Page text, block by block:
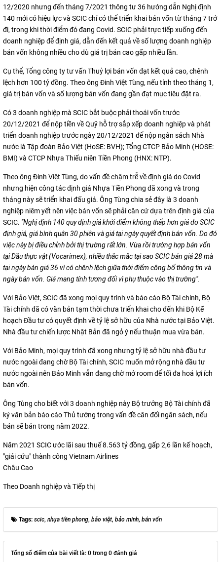
12/2020 nhưng đến tháng 7/2021 thông tư 36 hướng dẫn Nghị định
140 mới có hiệu lực và SCIC chỉ có thể triển khai bán vốn từ tháng 7 trở
đi, trong khi thời điểm đó đang Covid. SCIC phải trực tiếp xuống đến
doanh nghiệp để định giá, dẫn đến kết quả về số lượng doanh nghiệp
bán vốn không nhiều cho dù giá trị bán cao gấp nhiều lần.
Cụ thể, Tổng công ty tư vấn Thuỷ lợi bán vốn đạt kết quả cao, chênh
lệch hơn 100 tỷ đồng. Theo ông Đinh Việt Tùng, nếu tính theo tháng 1,
giá trị bán vốn và số lượng bán vốn đang gần đạt mục tiêu đặt ra.
Có 3 doanh nghiệp mà SCIC bắt buộc phải thoái vốn trước
20/12/2021 để nộp tiền về Quỹ hỗ trợ sắp xếp doanh nghiệp và phát
triển doanh nghiệp trước ngày 20/12/2021 để nộp ngân sách Nhà
nước là Tập đoàn Bảo Việt (HoSE: BVH); Tổng CTCP Bảo Minh (HOSE:
BMI) và CTCP Nhựa Thiếu niên Tiền Phong (HNX: NTP).
Theo ông Đinh Việt Tùng, do vấn đề chậm trễ về định giá do Covid
nhưng hiện công tác định giá Nhựa Tiền Phong đã xong và trong
tháng này sẽ triển khai đấu giá. Ông Tùng chia sẻ đây là 3 doanh
nghiệp niêm yết nên việc bán vốn sẽ phải căn cứ dựa trên định giá của
SCIC. "Nghị định 140 quy định giá khởi điểm không thấp hơn giá do SCIC
định giá, giá bình quân 30 phiên và giá tại ngày quyết định bán vốn. Do đó
việc này bị điều chỉnh bởi thị trường rất lớn. Vừa rồi trường hợp bán vốn
tại Dầu thực vật (Vocarimex), nhiều thắc mắc tại sao SCIC bán giá 28 mà
tại ngày bán giá 36 vì có chênh lệch giữa thời điểm công bố thông tin và
ngày bán vốn. Giá mang tính tương đối vì phụ thuộc vào thị trường".
Với Bảo Việt, SCIC đã xong mọi quy trình và báo cáo Bộ Tài chính, Bộ
Tài chính đã có văn bản tạm thời chưa triển khai cho đến khi Bộ Kế
hoạch Đầu tư có quyết định về tỷ lệ sở hữu của Nhà nước tại Bảo Việt.
Nhà đầu tư chiến lược Nhật Bản đã ngỏ ý nếu thuận mua vừa bán.
Với Bảo Minh, mọi quy trình đã xong nhưng tỷ lệ sở hữu nhà đầu tư
nước ngoài đang chờ Bộ Tài chính, SCIC muốn mở rộng nhà đầu tư
nước ngoài nên Bảo Minh vẫn đang chờ mở room để tối đa hoá lợi ích
bán vốn.
Ông Tùng cho biết với 3 doanh nghiệp này Bộ trưởng Bộ Tài chính đã
ký văn bản báo cáo Thủ tướng trong vấn đề cân đối ngân sách, nếu
bán sẽ bán trong năm 2022.
Năm 2021 SCIC ước lãi sau thuế 8.563 tỷ đồng, gấp 2,6 lần kế hoạch,
"giải cứu" thành công Vietnam Airlines
Châu Cao
Theo Doanh nghiệp và Tiếp thị
Tags: scic, nhựa tiền phong, bảo việt, bảo minh, bán vốn
Tổng số điểm của bài viết là: 0 trong 0 đánh giá